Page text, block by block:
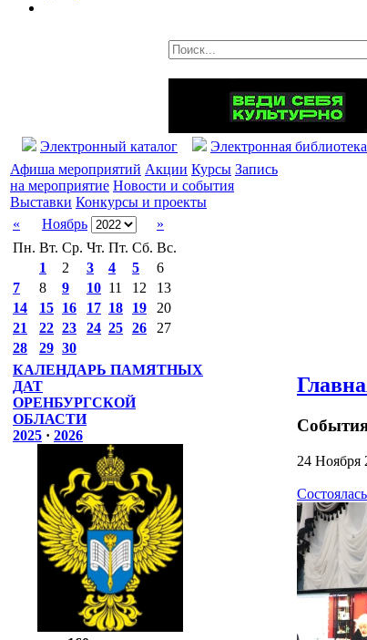
Электронный каталог Электронная библиотека
Афиша мероприятий Акции Курсы Запись
на мероприятие Новости и события
Выставки Конкурсы и проекты
«
Ноябрь
»
Пн. Вт. Ср. Чт. Пт. Сб. Вс.
1
2 3 4 5
6
7
8 9 10 11 12
13
14
15 16 17 18 19
20
21
22 23 24 25 26
27
28
29 30
КАЛЕНДАРЬ ПАМЯТНЫХ
ДАТ
ОРЕНБУРГСКОЙ
ОБЛАСТИ
2025 · 2026
24 Ноября